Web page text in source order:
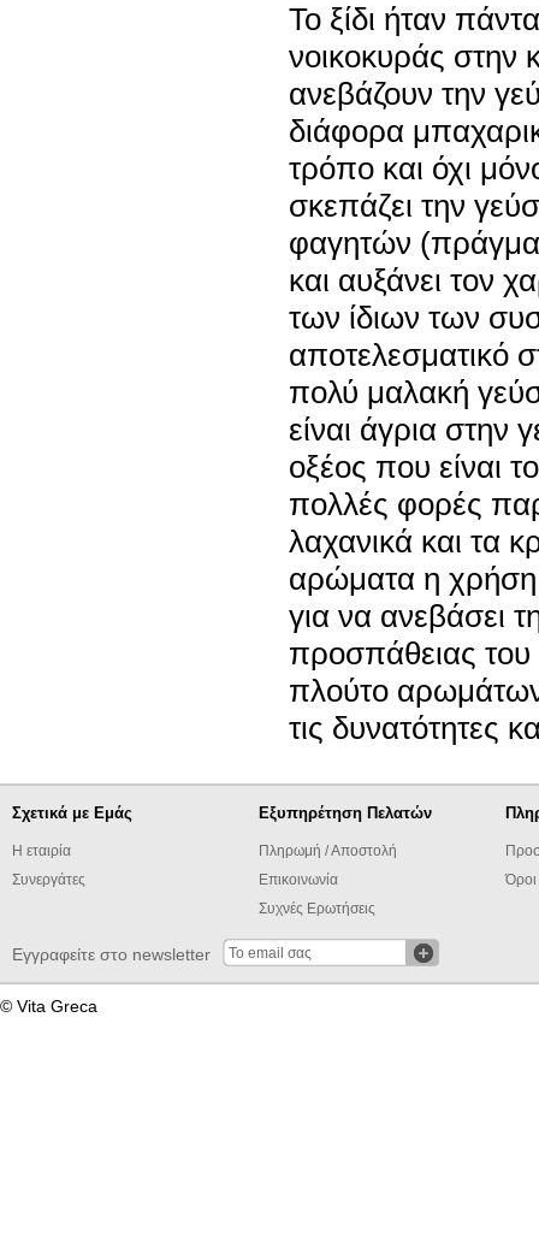
Το ξίδι ήταν
νοικοκυράς στην
ανεβάζουν την
διάφορα
τρόπο και όχι
σκεπάζει την
φαγητών (πράγμα
και αυξάνει τον
των ίδιων των
αποτελεσματικό
πολύ μαλακή
είναι άγρια στην
οξέος που είναι
πολλές φορές
λαχανικά και τα
αρώματα η χρήση
για να ανεβάσει
προσπάθειας
πλούτο
τις δυνατότητες
Σχετικά με Εμάς
Η εταιρία
Συνεργάτες
Εξυπηρέτηση Πελατών
Πληρωμή / Αποστολή
Επικοινωνία
Συχνές Ερωτήσεις
Εγγραφείτε στο newsletter
© Vita Greca